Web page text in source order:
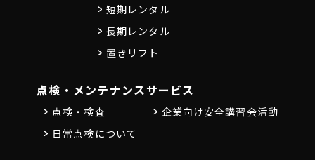
短期レンタル
長期レンタル
置きリフト
点検・メンテナンス
点検・検査
日常点検について
サービス
企業向け安全講習会活動